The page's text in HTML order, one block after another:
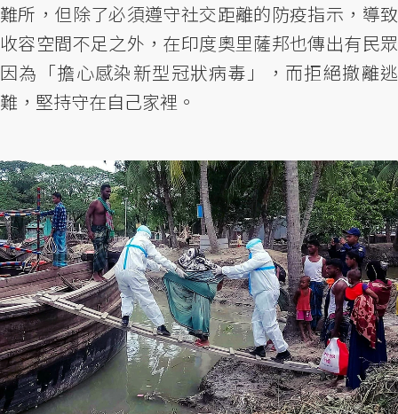
難所，但除了必須遵守社交距離的防疫指示，導致
收容空間不足之外，在印度奧里薩邦也傳出有民眾
因為「擔心感染新型冠狀病毒」，而拒絕撤離逃
難，堅持守在自己家裡。